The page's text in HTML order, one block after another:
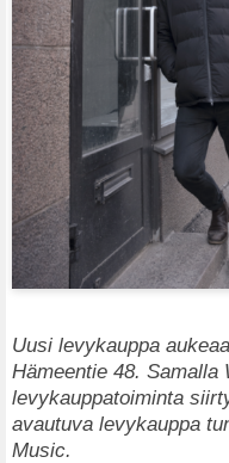
Uusi levykauppa
Hämeentie 48. Samalla
levykauppatoiminta
avautuva levykauppa
Music.